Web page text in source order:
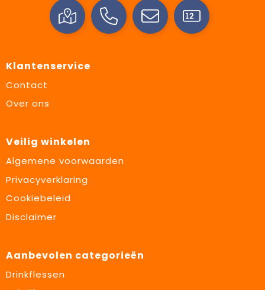
Klantenservice
Contact
Over ons
Veilig winkelen
Algemene voorwaarden
Privacyverklaring
Cookiebeleid
Disclaimer
Aanbevolen categorieën
Drinkflessen